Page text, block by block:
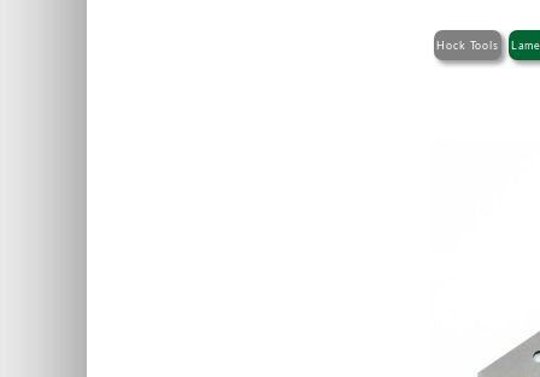
Hock Tools